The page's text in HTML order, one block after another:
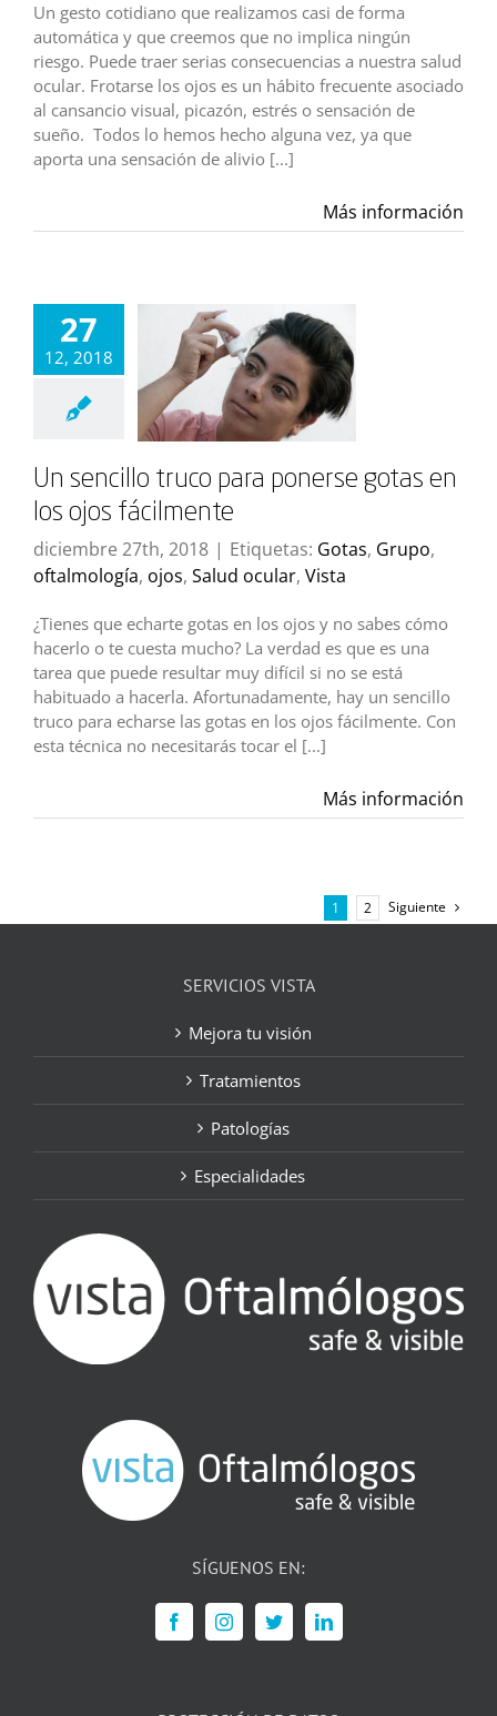
Un gesto cotidiano que realizamos casi de forma
automática y que creemos que no implica ningún
riesgo. Puede traer serias consecuencias a nuestra salud
ocular. Frotarse los ojos es un hábito frecuente asociado
al cansancio visual, picazón, estrés o sensación de
sueño. Todos lo hemos hecho alguna vez, ya que
aporta una sensación de alivio [...]
Más información
27
12, 2018
Un sencillo truco para ponerse gotas en
los ojos fácilmente
diciembre 27th, 2018 | Etiquetas: Gotas, Grupo,
oftalmología, ojos, Salud ocular, Vista
¿Tienes que echarte gotas en los ojos y no sabes cómo
hacerlo o te cuesta mucho? La verdad es que es una
tarea que puede resultar muy difícil si no se está
habituado a hacerla. Afortunadamente, hay un sencillo
truco para echarse las gotas en los ojos fácilmente. Con
esta técnica no necesitarás tocar el [...]
Más información
1 2 Siguiente
SERVICIOS VISTA
Mejora tu visión
Tratamientos
Patologías
Especialidades
SÍGUENOS EN: